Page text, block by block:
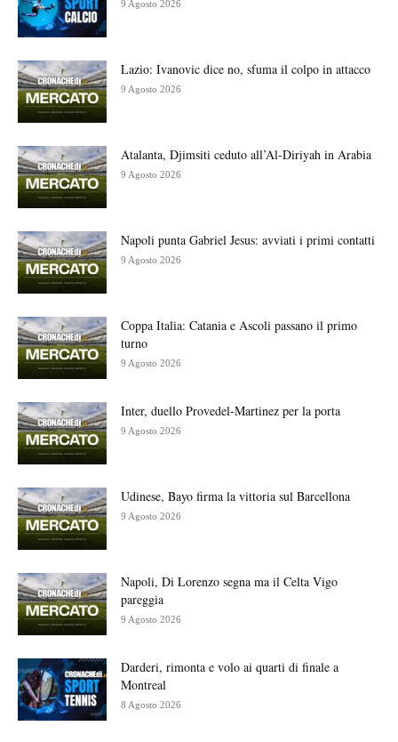
9 Agosto 2026
Lazio: Ivanovic dice no, sfuma il colpo in attacco
9 Agosto 2026
Atalanta, Djimsiti ceduto all’Al-Diriyah in Arabia
9 Agosto 2026
Napoli punta Gabriel Jesus: avviati i primi contatti
9 Agosto 2026
Coppa Italia: Catania e Ascoli passano il primo
turno
9 Agosto 2026
Inter, duello Provedel-Martinez per la porta
9 Agosto 2026
Udinese, Bayo firma la vittoria sul Barcellona
9 Agosto 2026
Napoli, Di Lorenzo segna ma il Celta Vigo
pareggia
9 Agosto 2026
Darderi, rimonta e volo ai quarti di finale a
Montreal
8 Agosto 2026